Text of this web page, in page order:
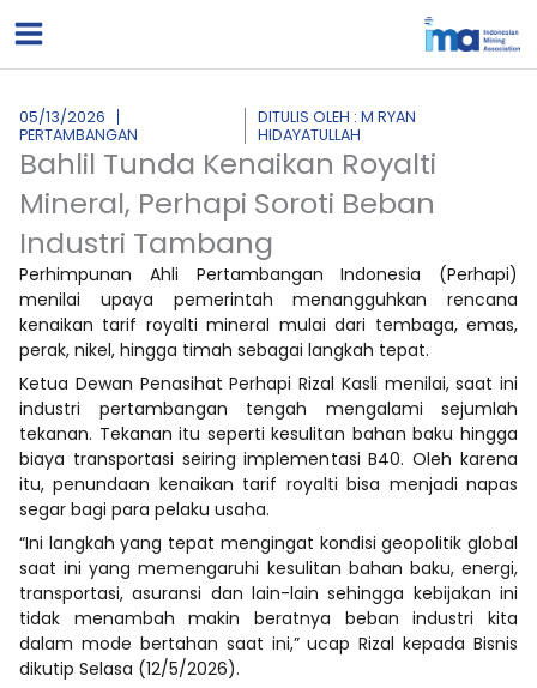
ke
05/13/2026
PERTAMBANGAN
DITULIS OLEH : M RYAN
HIDAYATULLAH
Bahlil Tunda Kenaikan Royalti
Mineral, Perhapi Soroti Beban
Industri Tambang
Perhimpunan Ahli Pertambangan Indonesia (Perhapi)
menilai upaya pemerintah menangguhkan rencana
kenaikan tarif royalti mineral mulai dari tembaga, emas,
perak, nikel, hingga timah sebagai langkah tepat.
Ketua Dewan Penasihat Perhapi Rizal Kasli menilai, saat ini
industri pertambangan tengah mengalami sejumlah
tekanan. Tekanan itu seperti kesulitan bahan baku hingga
biaya transportasi seiring implementasi B40. Oleh karena
itu, penundaan kenaikan tarif royalti bisa menjadi napas
segar bagi para pelaku usaha.
“Ini langkah yang tepat mengingat kondisi geopolitik global
saat ini yang memengaruhi kesulitan bahan baku, energi,
transportasi, asuransi dan lain-lain sehingga kebijakan ini
tidak menambah makin beratnya beban industri kita
dalam mode bertahan saat ini,” ucap Rizal kepada Bisnis
dikutip Selasa (12/5/2026).